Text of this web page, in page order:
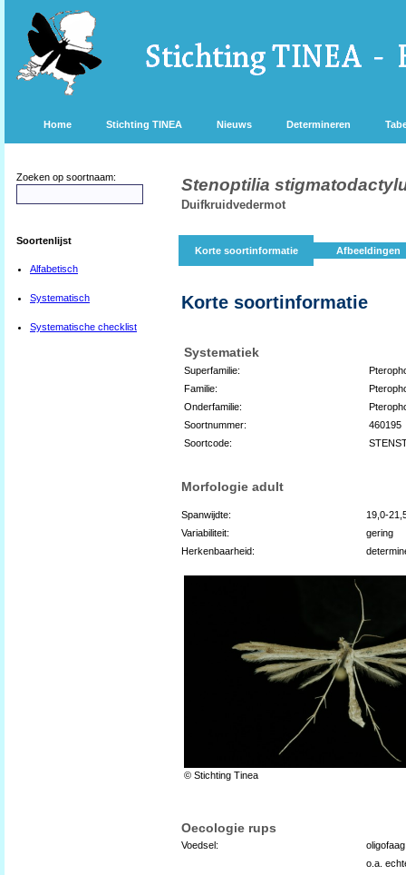
Home Stichting TINEA Nieuws Determineren
Zoeken op soortnaam:
Soortenlijst
Alfabetisch
Systematisch
Systematische checklist
Stenoptilia
Duifkruidvedermot
Korte soortinformatie Afbeeldingen
Korte soortinformatie
Systematiek
Superfamilie:
Familie:
Onderfamilie:
Soortnummer:
460195
Soortcode:
Morfologie adult
Spanwijdte:
19,0-
Variabiliteit:
gering
Herkenbaarheid:
© Stichting Tinea
Oecologie rups
Voedsel:
o.a.